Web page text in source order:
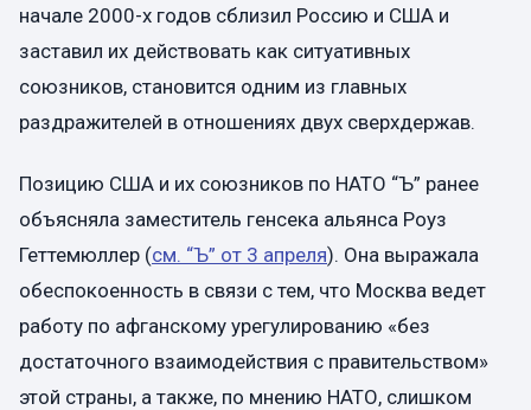
начале 2000-х годов сблизил Россию и США и
заставил их действовать как ситуативных
союзников, становится одним из главных
раздражителей в отношениях двух сверхдержав.
Позицию США и их союзников по НАТО “Ъ” ранее
объясняла заместитель генсека альянса Роуз
Геттемюллер (см. “Ъ” от 3 апреля). Она выражала
обеспокоенность в связи с тем, что Москва ведет
работу по афганскому урегулированию «без
достаточного взаимодействия с правительством»
этой страны, а также, по мнению НАТО, слишком